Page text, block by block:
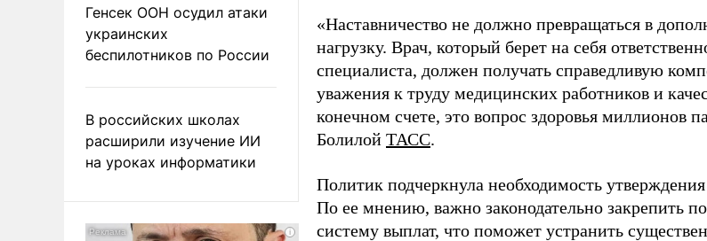
Генсек ООН осудил атаки
украинских
беспилотников по России
В российских школах
расширили изучение ИИ
на уроках информатики
«Наставничество не должно превращаться в
нагрузку. Врач, который берет на себя
специалиста, должен получать справедливую
уважения к труду медицинских работников и
конечном счете, это вопрос здоровья миллионов
Болилой ТАСС.
Политик подчеркнула необходимость
По ее мнению, важно законодательно закрепить
систему выплат, что поможет устранить